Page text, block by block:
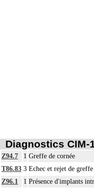
Diagnostics CIM-
Z94.7 1 Greffe de cornée
T86.83 3 Echec et rejet de greffe
Z96.1
1 Présence d'implants